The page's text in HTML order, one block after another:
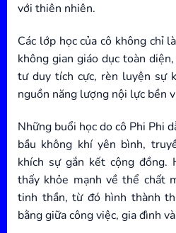
với thiên nhiên.
Các lớp học của cô không chỉ
không gian giáo dục toàn
tư duy tích cực, rèn luyện sự
nguồn năng lượng nội lực bền
Những buổi học do cô Phi Phi
bầu không khí yên bình,
khích sự gắn kết cộng đồng.
thấy khỏe mạnh về thể chất
tinh thần, từ đó hình thành
bằng giữa công việc, gia đình